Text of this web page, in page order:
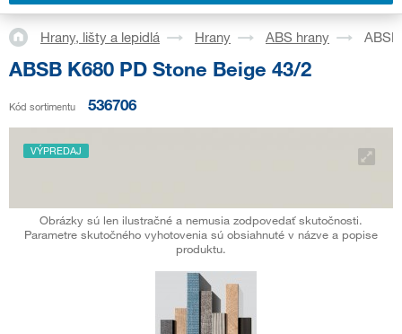
Hrany, lišty a lepidlá Hrany ABS hrany
ABSB K680 PD Stone Beige 43/2
Kód sortimentu 536706
VÝPREDAJ
Obrázky sú len ilustračné a nemusia zodpovedať skutočnosti.
Parametre skutočného vyhotovenia sú obsiahnuté v názve a popise
produktu.